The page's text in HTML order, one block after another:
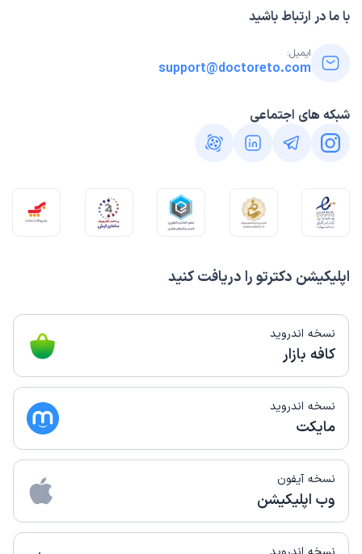
اپلیکیشن دکترتو را دریافت کنید
نسخه اندروید
کافه بازار
نسخه اندروید
مایکت
نسخه آیفون
وب اپلیکیشن
با ما در ارتباط باشید
ایمیل:
support@doctoreto.com
شبکه های اجتماعی